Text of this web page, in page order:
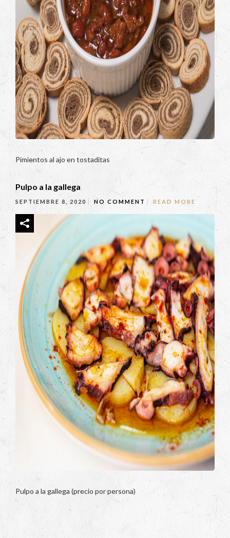
Pimientos al ajo en tostaditas
Pulpo a la gallega
SEPTIEMBRE 8, 2020 NO COMMENT READ MORE
Pulpo a la gallega (precio por persona)